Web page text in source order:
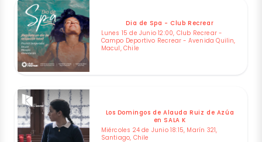
Dia de Spa - Club Recrear
Lunes 15 de Junio 12:00, Club Recrear -
Campo Deportivo Recrear - Avenida Quilin,
Macul, Chile
Los Domingos de Alauda Ruiz de Azúa
en SALA K
Miércoles 24 de Junio 18:15, Marín 321,
Santiago, Chile